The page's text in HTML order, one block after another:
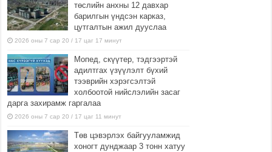
төслийн анхны 12 давхар
барилгын үндсэн карказ,
цутгалтын ажил дууслаа
2026 оны 7 сар 20 / 17 цаг 17 минут
Мопед, скүүтер, тэдгээртэй
адилтгах үзүүлэлт бүхий
тээврийн хэрэгсэлтэй
холбоотой нийслэлийн засаг
дарга захирамж гаргалаа
2026 оны 7 сар 20 / 17 цаг 11 минут
Төв цэвэрлэх байгууламжид
хоногт дунджаар 3 тонн хатуу